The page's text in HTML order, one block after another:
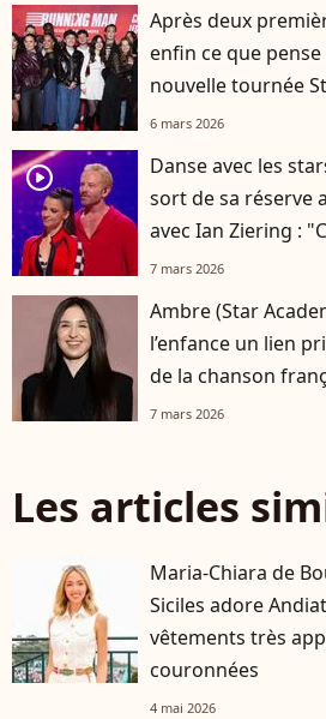
Après deux
enfin ce que
nouvelle tournée
6 mars 2026
player2
Danse avec les
sort de sa réserve
avec Ian Ziering :
7 mars 2026
Ambre (Star
l’enfance un lien
de la chanson
7 mars 2026
Les articles
Maria-Chiara de
Siciles adore
vêtements très
couronnées
4 mai 2026